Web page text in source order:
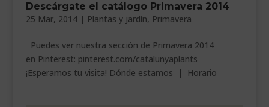
Descárgate el catálogo Primavera 2014
25 Mar, 2014| Plantas y jardín, Primavera
Puedes ver nuestra sección de Primavera 2014
en Pinterest: pinterest.com/catalunyaplants
¡Esperamos tu visita! Dónde estamos | Horario